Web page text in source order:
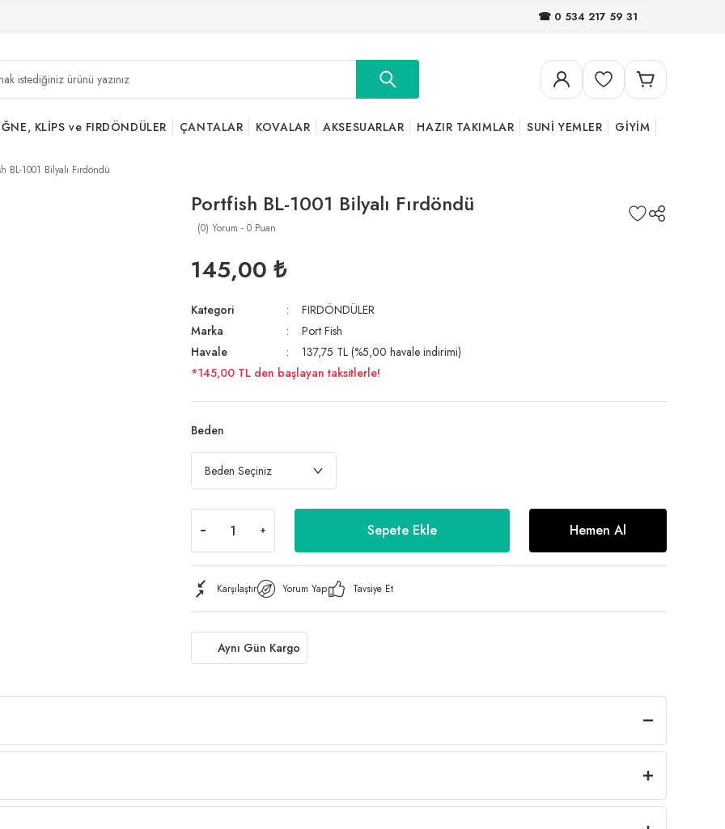
☎ 0 534 217 59 31
KLİPS ve FIRDÖNDÜLER ÇANTALAR KOVALAR AKSESUARLAR HAZIR TAKIMLAR SUNİ YEMLER GİYİM
BL-1001 Bilyalı Fırdöndü
Portfish BL-1001 Bilyalı Fırdöndü
(0) Yorum - 0 Puan
145,00 ₺
Kategori
FIRDÖNDÜLER
Marka
Port Fish
Havale
137,75 TL (%5,00 havale indirimi)
*145,00 TL den başlayan taksitlerle!
Beden
Sepete Ekle Hemen Al
Karşılaştır Yorum Yap Tavsiye Et
Aynı Gün Kargo